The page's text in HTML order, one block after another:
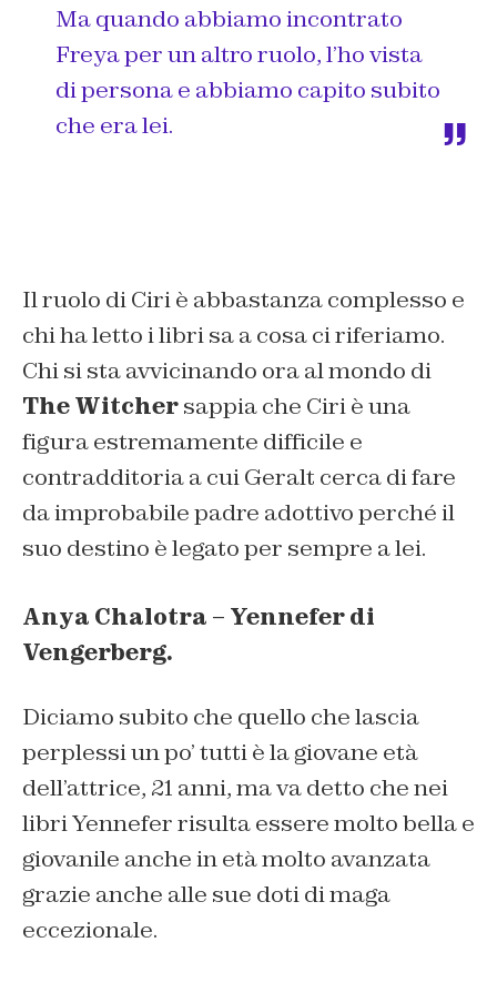
Ma quando abbiamo incontrato
Freya per un altro ruolo, l’ho vista
di persona e abbiamo capito subito
che era lei.
Il ruolo di Ciri è abbastanza complesso e
chi ha letto i libri sa a cosa ci riferiamo.
Chi si sta avvicinando ora al mondo di
The Witchersappia che Ciri è una
figura estremamente difficile e
contradditoria a cui Geralt cerca di fare
da improbabile padre adottivo perché il
suo destino è legato per sempre a lei.
Anya Chalotra – Yennefer di
Vengerberg.
Diciamo subito che quello che lascia
perplessi un po’ tutti è la giovane età
dell’attrice, 21 anni, ma va detto che nei
libri Yennefer risulta essere molto bella e
giovanile anche in età molto avanzata
grazie anche alle sue doti di maga
eccezionale.